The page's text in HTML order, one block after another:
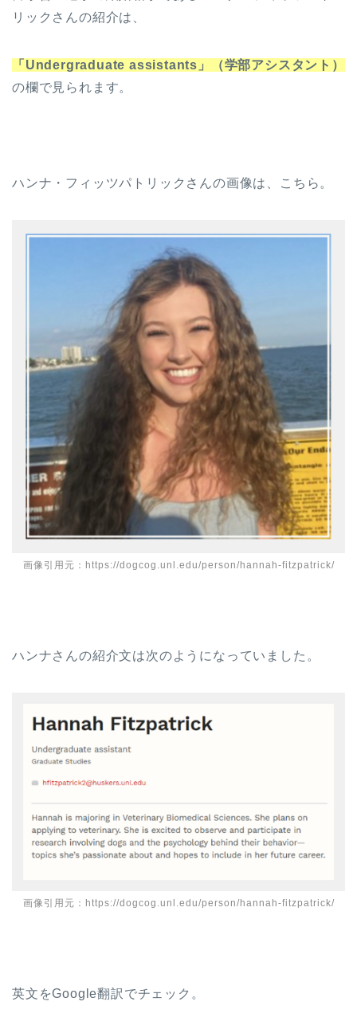
リックさんの紹介は、
「Undergraduate assistants」（学部アシスタント）
の欄で見られます。
ハンナ・フィッツパトリックさんの画像は、こちら。
画像引用元：https://dogcog.unl.edu/person/hannah-fitzpatrick/
ハンナさんの紹介文は次のようになっていました。
画像引用元：https://dogcog.unl.edu/person/hannah-fitzpatrick/
英文をGoogle翻訳でチェック。